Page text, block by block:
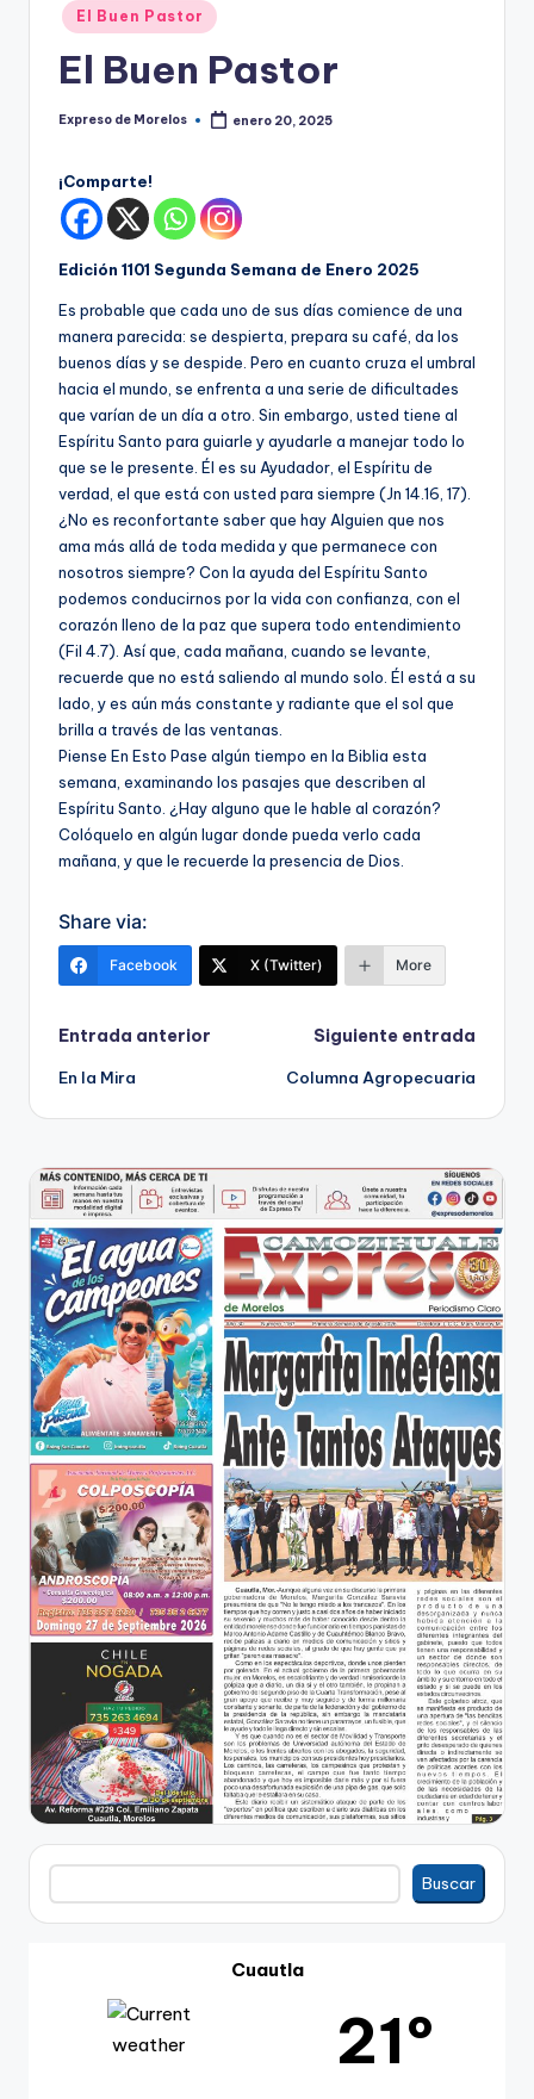
el
Publicado
en
El Buen Pastor
El Buen Pastor
Publicado
Expreso de Morelos enero 20, 2025
¡Comparte!
Edición 1101 Segunda Semana de Enero 2025
Es probable que cada uno de sus días comience de una
manera parecida: se despierta, prepara su café, da los
buenos días y se despide. Pero en cuanto cruza el umbral
hacia el mundo, se enfrenta a una serie de dificultades
que varían de un día a otro. Sin embargo, usted tiene al
Espíritu Santo para guiarle y ayudarle a manejar todo lo
que se le presente. Él es su Ayudador, el Espíritu de
verdad, el que está con usted para siempre (Jn 14.16, 17).
¿No es reconfortante saber que hay Alguien que nos
ama más allá de toda medida y que permanece con
nosotros siempre? Con la ayuda del Espíritu Santo
podemos conducirnos por la vida con confianza, con el
corazón lleno de la paz que supera todo entendimiento
(Fil 4.7). Así que, cada mañana, cuando se levante,
recuerde que no está saliendo al mundo solo. Él está a su
lado, y es aún más constante y radiante que el sol que
brilla a través de las ventanas.
Piense En Esto Pase algún tiempo en la Biblia esta
semana, examinando los pasajes que describen al
Espíritu Santo. ¿Hay alguno que le hable al corazón?
Colóquelo en algún lugar donde pueda verlo cada
mañana, y que le recuerde la presencia de Dios.
Share via:
Facebook X (Twitter) More
Navegación
de
Entrada anterior
En la Mira
Siguiente entrada
Columna Agropecuaria
Buscar
Buscar
Cuautla
21º